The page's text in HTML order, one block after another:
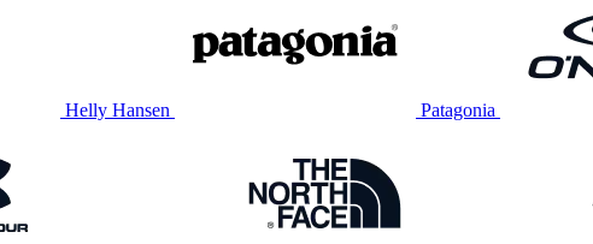
Helly Hansen Patagonia